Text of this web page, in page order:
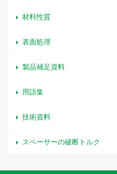
材料性質
表面処理
製品補足資料
用語集
技術資料
スペーサーの破断トルク